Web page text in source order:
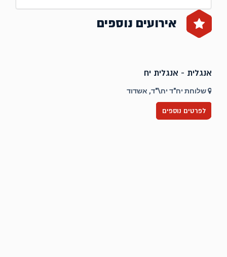
אירועים נוספים
אנגלית - אנגלית יח
שלוחת יח"ד יח\"ד, אשדוד
לפרטים נוספים